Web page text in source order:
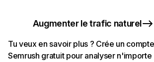
Augmenter le trafic naturel
Tu veux en savoir plus ? Crée un compte
Semrush gratuit pour analyser n'importe